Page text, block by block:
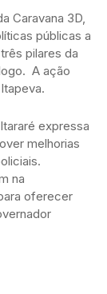
Caravana 3D,
públicas a
pilares da
A ação
expressa
melhorias
na
oferecer